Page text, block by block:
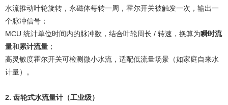
水流推动叶轮旋转，永磁体每转一周，霍尔开关被触发一次，输出一
个脉冲信号；
MCU 统计单位时间内的脉冲数，结合叶轮周长 / 转速，换算为瞬时流
量和累计流量 ；
高灵敏度霍尔开关可检测微小水流，适配低流量场景（如家庭自来水
计量）。
2. 齿轮式水流量计（工业级）